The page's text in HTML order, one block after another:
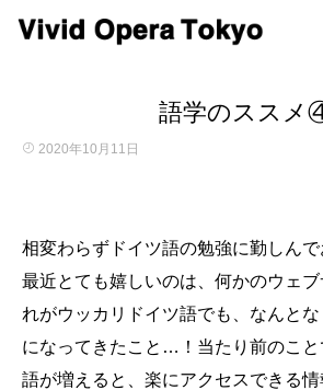
語学のススメ
2020年10月11日
相変わらずドイツ語の勉強に勤しんで
最近とても嬉しいのは、何かのウェ
れがウッカリドイツ語でも、なんとな
になってきたこと…！当たり前のこ
語が増えると、楽にアクセスできる